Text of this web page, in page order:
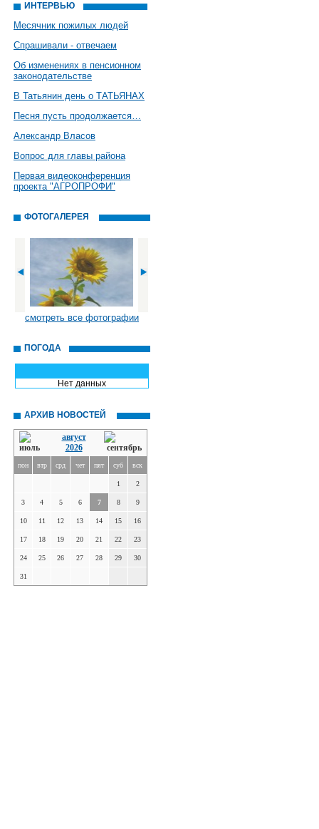
ИНТЕРВЬЮ
Месячник пожилых людей
Спрашивали - отвечаем
Об изменениях в пенсионном
законодательстве
В Татьянин день о ТАТЬЯНАХ
Песня пусть продолжается…
Александр Власов
Вопрос для главы района
Первая видеоконференция
проекта "АГРОПРОФИ"
ФОТОГАЛЕРЕЯ
смотреть все фотографии
ПОГОДА
Нет данных
АРХИВ НОВОСТЕЙ
август
2026
пон втр срд чет пят суб вск
1 2
3 4 5 6 7 8 9
10 11 12 13 14 15 16
17 18 19 20 21 22 23
24 25 26 27 28 29 30
31